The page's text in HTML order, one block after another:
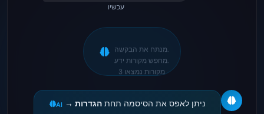
עכשיו
מחפש מקורות ידע.
3 מקורות נמצאו
AI ניתן לאפס את הסיסמה תחת הגדרות →